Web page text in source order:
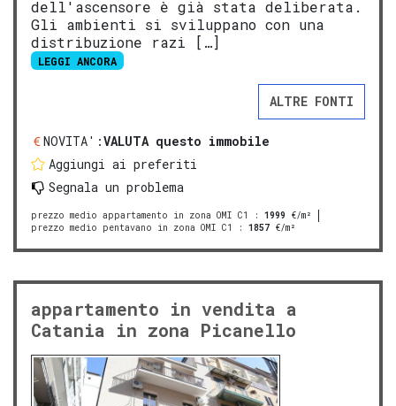
dell'ascensore è già stata deliberata.
Gli ambienti si sviluppano con una
distribuzione razi […]
LEGGI ANCORA
ALTRE FONTI
NOVITA':VALUTA questo immobile
Aggiungi ai preferiti
Segnala un problema
prezzo medio appartamento in zona OMI C1 : 1999 €/m²
prezzo medio pentavano in zona OMI C1
: 1857 €/m²
appartamento in vendita a
Catania in zona Picanello